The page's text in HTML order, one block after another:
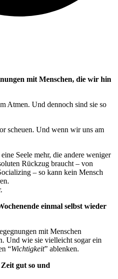
mit Menschen, die wir hin
Atmen. Und dennoch sind sie so
scheuen. Und wenn wir uns am
Seele mehr, die andere weniger
Rückzug braucht – von
– so kann kein Mensch
einmal selbst wieder
mit Menschen
Und wie sie vielleicht sogar ein
“Wichtigkeit” ablenken.
gut so und